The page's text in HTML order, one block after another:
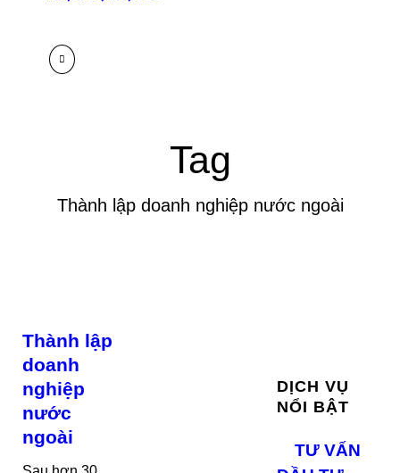
Tag
Thành lập doanh nghiệp nước ngoài
Thành lập
doanh
nghiệp
nước
ngoài
DỊCH VỤ
NỔI BẬT
TƯ VẤN